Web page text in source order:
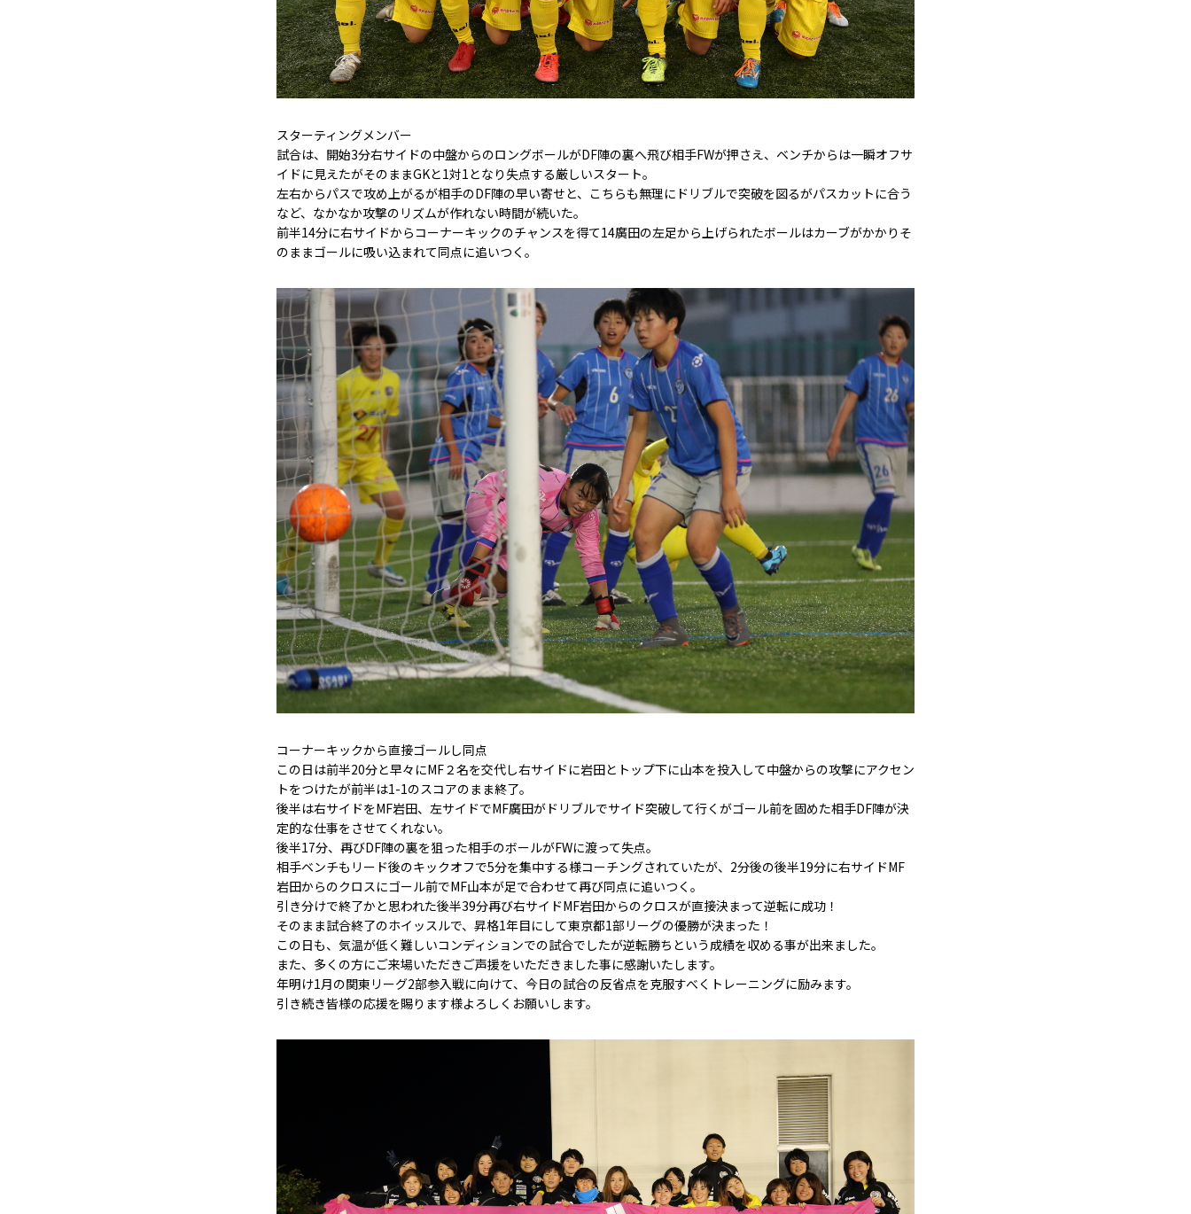
スターティングメンバー
試合は、開始3分右サイドの中盤からのロングボールがDF陣の裏へ飛び相手FWが押さえ、ベンチからは一瞬オフサ
イドに見えたがそのままGKと1対1となり失点する厳しいスタート。
左右からパスで攻め上がるが相手のDF陣の早い寄せと、こちらも無理にドリブルで突破を図るがパスカットに合う
など、なかなか攻撃のリズムが作れない時間が続いた。
前半14分に右サイドからコーナーキックのチャンスを得て14廣田の左足から上げられたボールはカーブがかかりそ
のままゴールに吸い込まれて同点に追いつく。
コーナーキックから直接ゴールし同点
この日は前半20分と早々にMF２名を交代し右サイドに岩田とトップ下に山本を投入して中盤からの攻撃にアクセン
トをつけたが前半は1-1のスコアのまま終了。
後半は右サイドをMF岩田、左サイドでMF廣田がドリブルでサイド突破して行くがゴール前を固めた相手DF陣が決
定的な仕事をさせてくれない。
後半17分、再びDF陣の裏を狙った相手のボールがFWに渡って失点。
相手ベンチもリード後のキックオフで5分を集中する様コーチングされていたが、2分後の後半19分に右サイドMF
岩田からのクロスにゴール前でMF山本が足で合わせて再び同点に追いつく。
引き分けで終了かと思われた後半39分再び右サイドMF岩田からのクロスが直接決まって逆転に成功！
そのまま試合終了のホイッスルで、昇格1年目にして東京都1部リーグの優勝が決まった！
この日も、気温が低く難しいコンディションでの試合でしたが逆転勝ちという成績を収める事が出来ました。
また、多くの方にご来場いただきご声援をいただきました事に感謝いたします。
年明け1月の関東リーグ2部参入戦に向けて、今日の試合の反省点を克服すべくトレーニングに励みます。
引き続き皆様の応援を賜ります様よろしくお願いします。